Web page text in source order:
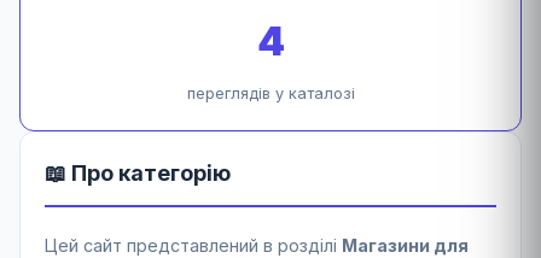
4
переглядів у каталозі
📖 Про категорію
Цей сайт представлений в розділі Магазини для